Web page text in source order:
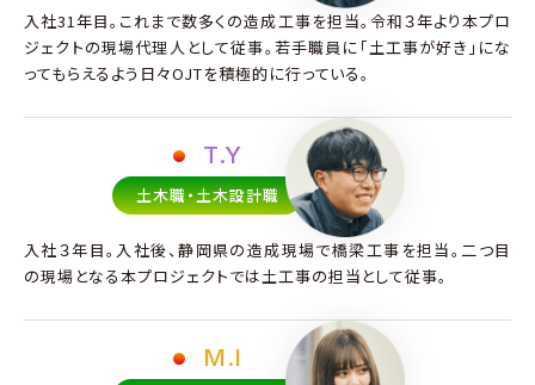
入社31年目。これまで数多くの造成工事を担当。令和３年より本プロ
ジェクトの現場代理人として従事。若手職員に「土工事が好き」にな
ってもらえるよう日々OJTを積極的に行っている。
T.Y
土木職・土木設計職
入社３年目。入社後、静岡県の造成現場で橋梁工事を担当。二つ目
の現場となる本プロジェクトでは土工事の担当として従事。
M.I